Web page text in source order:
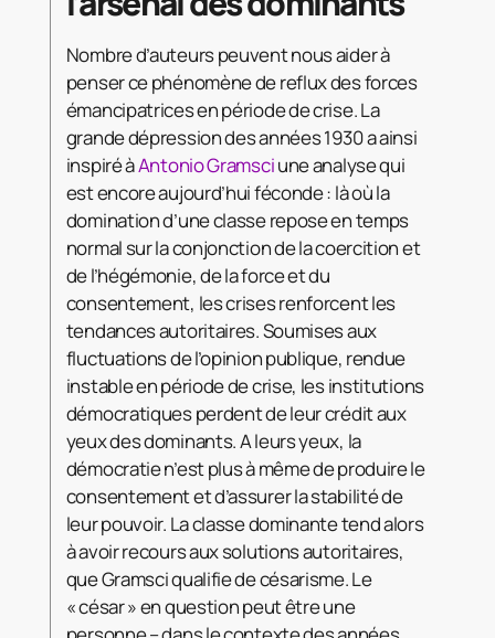
Nombre d’auteurs peuvent nous aider à
penser ce phénomène de reflux des forces
émancipatrices en période de crise. La
grande dépression des années 1930 a ainsi
inspiré àAntonio Gramsciune analyse qui
est encore aujourd’hui féconde : là où la
domination d’une classe repose en temps
normal sur la conjonction de la coercition et
de l’hégémonie, de la force et du
consentement, les crises renforcent les
tendances autoritaires. Soumises aux
fluctuations de l’opinion publique, rendue
instable en période de crise, les institutions
démocratiques perdent de leur crédit aux
yeux des dominants. A leurs yeux, la
démocratie n’est plus à même de produire le
consentement et d’assurer la stabilité de
leur pouvoir. La classe dominante tend alors
à avoir recours aux solutions autoritaires,
que Gramsci qualifie de césarisme. Le
« césar » en question peut être une